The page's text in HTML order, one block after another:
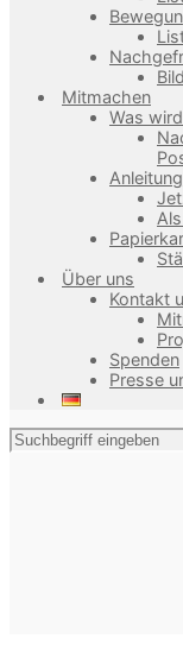
Mitmachen
Was
Über uns
Kontakt
Spenden
Presse